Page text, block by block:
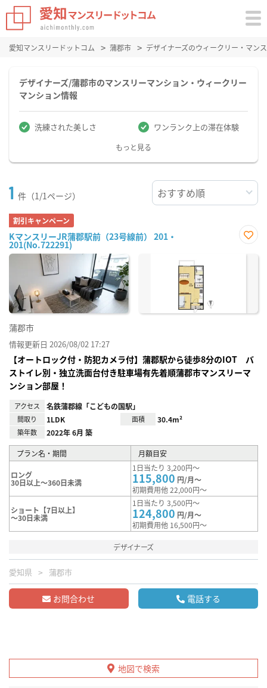
愛知マンスリードットコム 蒲郡市 デザイナーズのウィークリー・マン
デザイナーズ/蒲郡市のマンスリーマンション・ウィークリー
マンション情報
洗練された美しさ ワンランク上の滞在体験
もっと見る
1 件（1/1ページ）
割引キャンペーン
KマンスリーJR蒲郡駅前（23号線前） 201・
201(No.722291)
に入
蒲郡市
情報更新日 2026/08/02 17:27
【オートロック付・防犯カメラ付】蒲郡駅から徒歩8分のIOT バ
ストイレ別・独立洗面台付き駐車場有先着順蒲郡市マンスリーマ
ンション部屋！
アクセス 名鉄蒲郡線「こどもの国駅」
間取り 1LDK 面積 30.4m²
築年数 2022年 6月 築
プラン名・期間 月額目安
ロング
30日以上～360日未満
1日当たり 3,200円～
115,800 円/月～
初期費用他 22,000円～
ショート【7日以上】
～30日未満
1日当たり 3,500円～
124,800 円/月～
初期費用他 16,500円～
デザイナーズ
愛知県 蒲郡市
お問合わせ 電話する
地図で検索